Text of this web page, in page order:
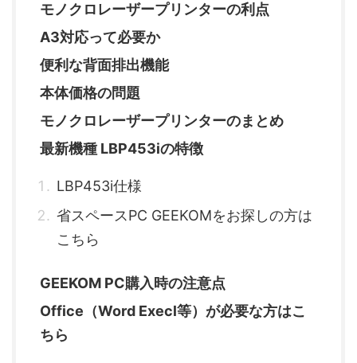
モノクロレーザープリンターの利点
A3対応って必要か
便利な背面排出機能
本体価格の問題
モノクロレーザープリンターのまとめ
最新機種 LBP453iの特徴
LBP453i仕様
省スペースPC GEEKOMをお探しの方は
こちら
GEEKOM PC購入時の注意点
Office（Word Execl等）が必要な方はこ
ちら